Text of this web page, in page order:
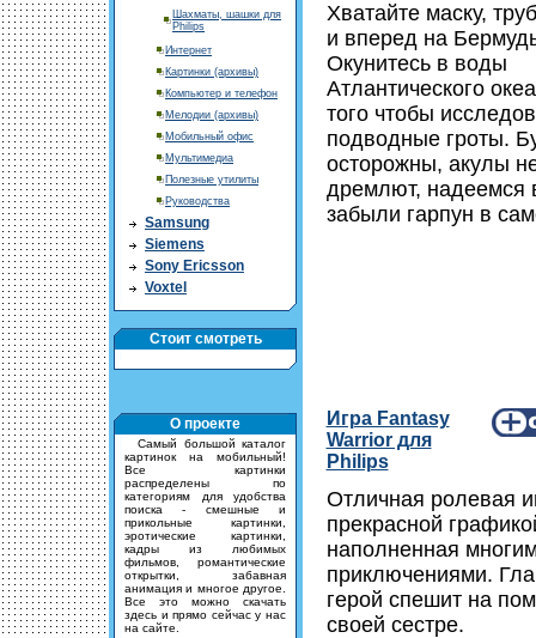
Шахматы, шашки для
Philips
Интернет
Картинки (архивы)
Компьютер и телефон
Мелодии (архивы)
Мобильный офис
Мультимедиа
Полезные утилиты
Руководства
Samsung
Siemens
Sony Ericsson
Voxtel
Стоит смотреть
О проекте
Cамый большой каталог
картинок на мобильный!
Все картинки
распределены по
категориям для удобства
поиска - смешные и
прикольные картинки,
эротические картинки,
кадры из любимых
фильмов, романтические
открытки, забавная
анимация и многое другое.
Все это можно скачать
здесь и прямо сейчас у нас
на сайте.
Хватайте маску,
и вперед на
Окунитесь в воды
Атлантического
того чтобы
подводные гроты.
осторожны, акулы
дремлют, надеемся
забыли гарпун в
Игра Fantasy
Warrior для
Philips
Отличная ролевая
прекрасной
наполненная
приключениями.
герой спешит на
своей сестре.